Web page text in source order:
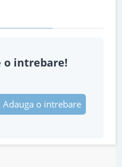
o intrebare!
Adauga o intrebare